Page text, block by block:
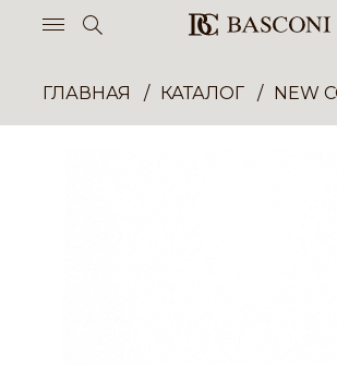
ГЛАВНАЯ КАТАЛОГ NEW